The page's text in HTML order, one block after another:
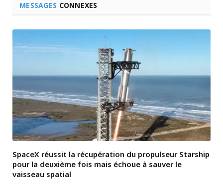
MESSAGES CONNEXES
SpaceX réussit la récupération du propulseur Starship
pour la deuxième fois mais échoue à sauver le
vaisseau spatial